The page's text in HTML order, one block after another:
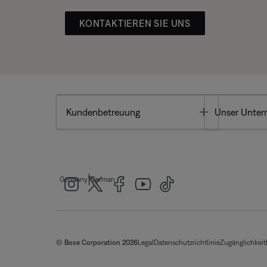
KONTAKTIEREN SIE UNS
Kundenbetreuung Toggle
Unser
Germany|German
© Bose Corporation 2026Legal DatenschutzrichtlinieZugänglichkeit